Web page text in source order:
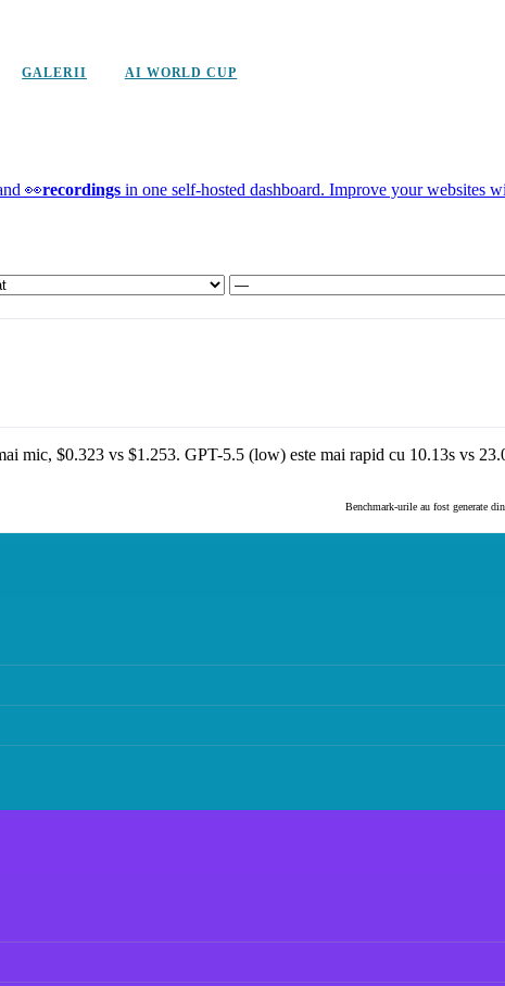
GALERII AI WORLD CUP
👀recordings in one self-hosted dashboard. Improve your websites
mic, $0.323 vs $1.253. GPT-5.5 (low) este mai rapid cu 10.13s vs
Benchmark-urile au fost generate